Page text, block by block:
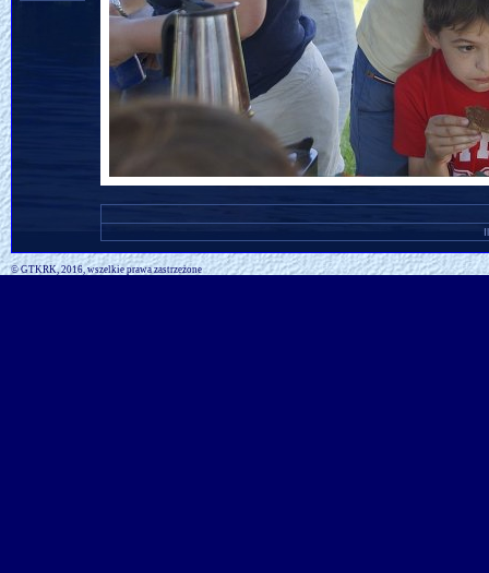
© GTKRK, 2016, wszelkie prawa zastrzeżone